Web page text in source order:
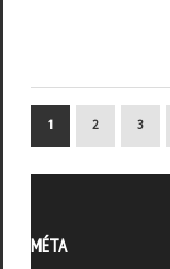
1 2 3
MÉTA